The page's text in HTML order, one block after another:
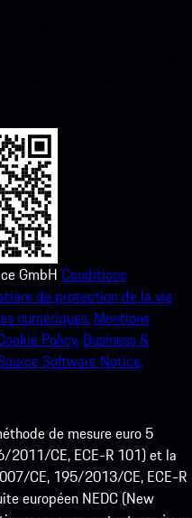
GmbH Conditions
de protection de la vie
numériques. Mentions
Policy. Business &
Software Notice.
de mesure euro 5
CE, ECE-R 101) et la
CE, 195/2013/CE, ECE-R
européen NEDC (New